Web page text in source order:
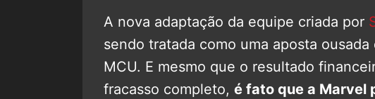
A nova adaptação da equipe criada por
sendo tratada como uma aposta
MCU. E mesmo que o resultado
fracasso completo, é fato que a Marvel